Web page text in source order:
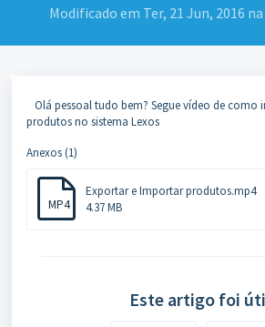
Modificado em Ter, 21 Jun, 2016 na
Olá pessoal tudo bem? Segue vídeo de como
produtos no sistema Lexos
Anexos (1)
MP4
Exportar e Importar produtos.mp4
4.37 MB
Este artigo foi